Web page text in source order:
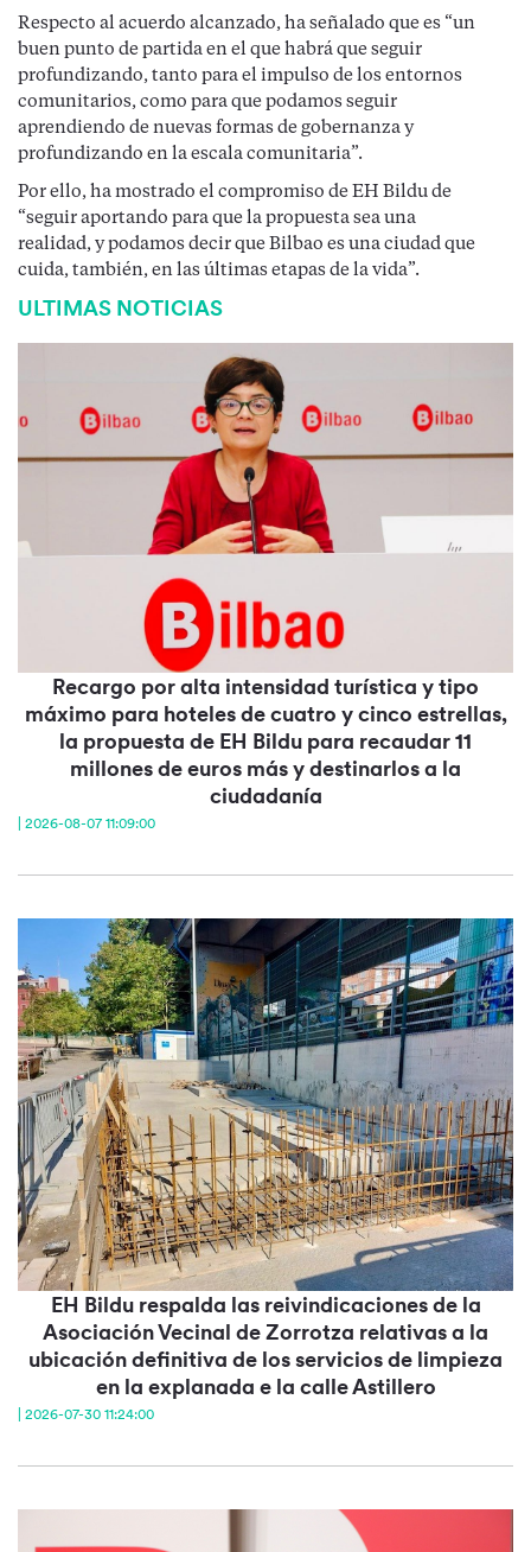
Respecto al acuerdo alcanzado, ha señalado que es “un
buen punto de partida en el que habrá que seguir
profundizando, tanto para el impulso de los entornos
comunitarios, como para que podamos seguir
aprendiendo de nuevas formas de gobernanza y
profundizando en la escala comunitaria”.
Por ello, ha mostrado el compromiso de EH Bildu de
“seguir aportando para que la propuesta sea una
realidad, y podamos decir que Bilbao es una ciudad que
cuida, también, en las últimas etapas de la vida”.
ULTIMAS NOTICIAS
Recargo por alta intensidad turística y tipo
máximo para hoteles de cuatro y cinco estrellas,
la propuesta de EH Bildu para recaudar 11
millones de euros más y destinarlos a la
ciudadanía
| 2026-08-07 11:09:00
EH Bildu respalda las reivindicaciones de la
Asociación Vecinal de Zorrotza relativas a la
ubicación definitiva de los servicios de limpieza
en la explanada e la calle Astillero
| 2026-07-30 11:24:00